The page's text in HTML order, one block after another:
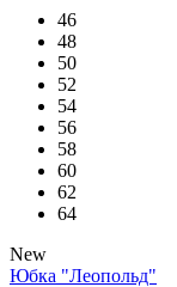
46
48
50
52
54
56
58
60
62
64
New
Юбка "Леопольд"